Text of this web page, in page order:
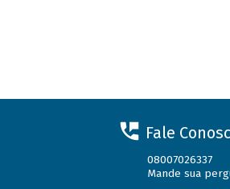
Fale
08007026337
Mande sua